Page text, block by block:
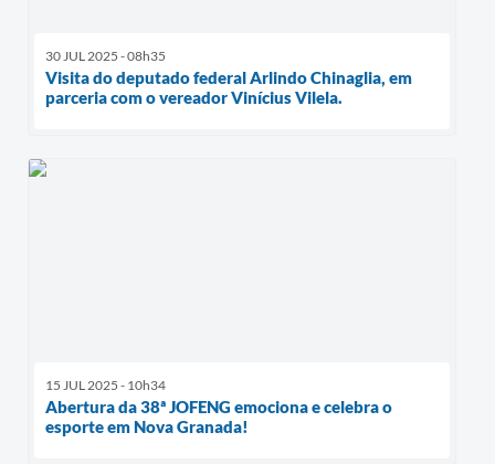
30 JUL 2025 - 08h35
Visita do deputado federal Arlindo Chinaglia, em
parceria com o vereador Vinícius Vilela.
15 JUL 2025 - 10h34
Abertura da 38ª JOFENG emociona e celebra o
esporte em Nova Granada!